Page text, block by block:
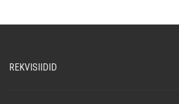
REKVISIIDID